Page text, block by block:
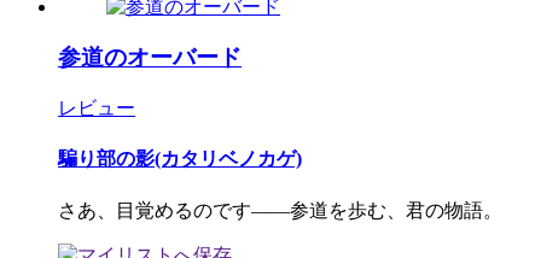
参道のオーバード
レビュー
騙り部の影(カタリベノカゲ)
さあ、目覚めるのです――参道を歩む、君の物語。